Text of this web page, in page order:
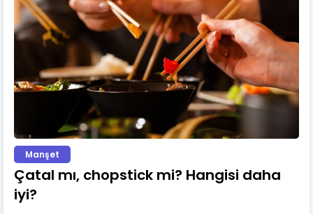
Manşet
Çatal mı, chopstick mi? Hangisi daha
iyi?